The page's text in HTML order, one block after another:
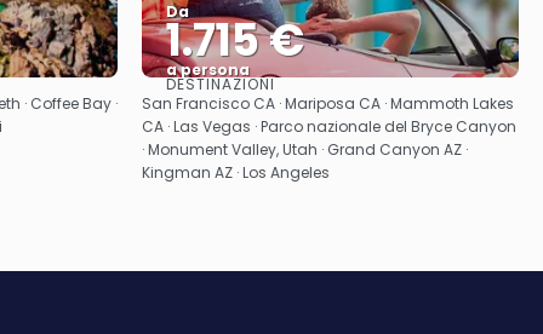
· Coffee Bay ·
Da
1.715 €
a persona
Vedere
DESTINAZIONI
San Francisco CA · Mariposa CA · Mammoth Lakes
CA · Las Vegas · Parco nazionale del Bryce Canyon
· Monument Valley, Utah · Grand Canyon AZ ·
Kingman AZ · Los Angeles